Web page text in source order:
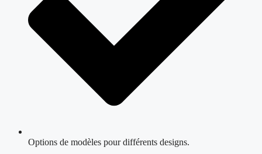
Options de modèles pour différents designs.